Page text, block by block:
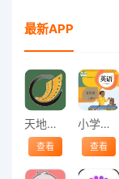
最新APP
天地人和
查看
小学五年级英语
查看